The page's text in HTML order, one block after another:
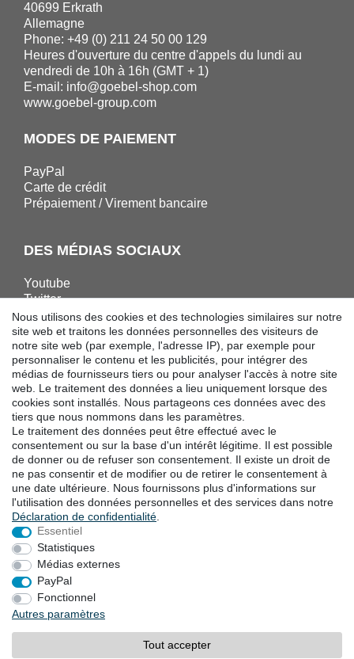
40699 Erkrath
Allemagne
Phone: +49 (0) 211 24 50 00 129
Heures d'ouverture du centre d'appels du lundi au
vendredi de 10h à 16h (GMT + 1)
E-mail: info@goebel-shop.com
www.goebel-group.com
MODES DE PAIEMENT
PayPal
Carte de crédit
Prépaiement / Virement bancaire
DES MÉDIAS SOCIAUX
Youtube
Twitter
Linkedin
Facebook
Instagram
TÉLÉCHARGEMENTS
Catalogues
Technologie
Certificats
Études
Promotion
LOCALITES
Droit de rétractation
Mentions légales
Conditions générales
Nous utilisons des cookies et des technologies similaires sur notre
site web et traitons les données personnelles des visiteurs de
notre site web (par exemple, l'adresse IP), par exemple pour
personnaliser le contenu et les publicités, pour intégrer des
médias de fournisseurs tiers ou pour analyser l'accès à notre site
web. Le traitement des données a lieu uniquement lorsque des
cookies sont installés. Nous partageons ces données avec des
tiers que nous nommons dans les paramètres.
Le traitement des données peut être effectué avec le
consentement ou sur la base d'un intérêt légitime. Il est possible
de donner ou de refuser son consentement. Il existe un droit de
ne pas consentir et de modifier ou de retirer le consentement à
une date ultérieure. Nous fournissons plus d'informations sur
l'utilisation des données personnelles et des services dans notre
Déclaration de confidentialité
Essentiel
Statistiques
Médias externes
PayPal
Fonctionnel
Autres paramètres
Tout accepter